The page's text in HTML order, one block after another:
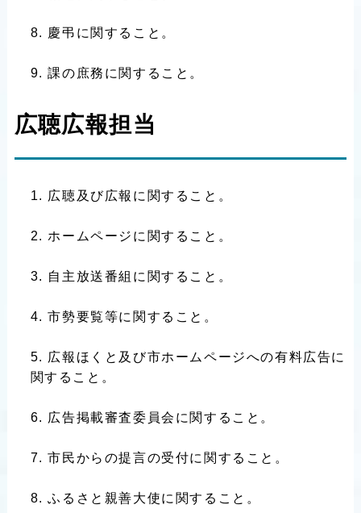
慶弔に関すること。
課の庶務に関すること。
広聴広報担当
広聴及び広報に関すること。
ホームページに関すること。
自主放送番組に関すること。
市勢要覧等に関すること。
広報ほくと及び市ホームページへの有料広告に
関すること。
広告掲載審査委員会に関すること。
市民からの提言の受付に関すること。
ふるさと親善大使に関すること。